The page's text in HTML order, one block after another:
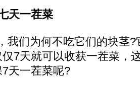
一茬菜
们为何不吃它们的块茎?
7天就可以收获一茬菜，
天一茬菜呢?